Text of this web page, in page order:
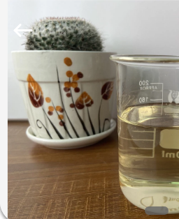
বাড়ি
পণ্য
আমাদের
সম্পর্কে
Rights